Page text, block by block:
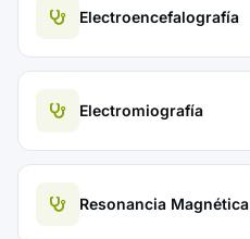
Electroencefalografía
Electromiografía
Resonancia Magnética